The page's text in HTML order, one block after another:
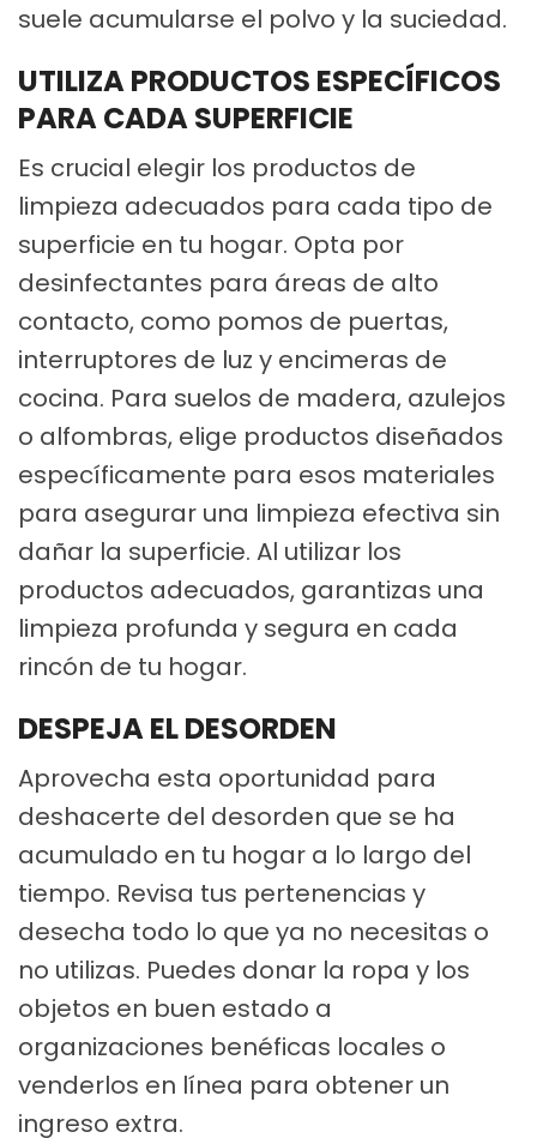
suele acumularse el polvo y la suciedad.
UTILIZA PRODUCTOS ESPECÍFICOS
PARA CADA SUPERFICIE
Es crucial elegir los productos de
limpieza adecuados para cada tipo de
superficie en tu hogar. Opta por
desinfectantes para áreas de alto
contacto, como pomos de puertas,
interruptores de luz y encimeras de
cocina. Para suelos de madera, azulejos
o alfombras, elige productos diseñados
específicamente para esos materiales
para asegurar una limpieza efectiva sin
dañar la superficie. Al utilizar los
productos adecuados, garantizas una
limpieza profunda y segura en cada
rincón de tu hogar.
DESPEJA EL DESORDEN
Aprovecha esta oportunidad para
deshacerte del desorden que se ha
acumulado en tu hogar a lo largo del
tiempo. Revisa tus pertenencias y
desecha todo lo que ya no necesitas o
no utilizas. Puedes donar la ropa y los
objetos en buen estado a
organizaciones benéficas locales o
venderlos en línea para obtener un
ingreso extra.